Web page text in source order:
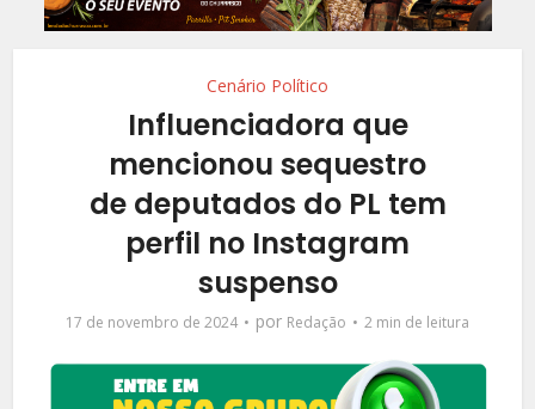
Cenário Político
Influenciadora que
mencionou sequestro
de deputados do PL tem
perfil no Instagram
suspenso
17 de novembro de 2024 por Redação 2 min de leitura